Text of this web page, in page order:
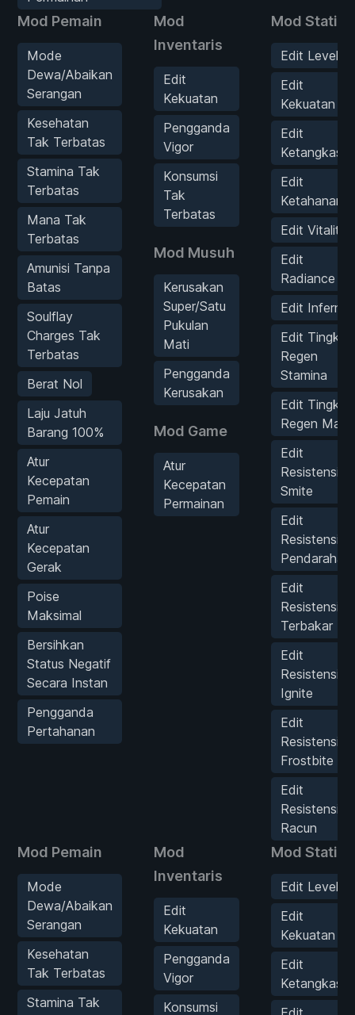
Mod Pemain
Mode
Dewa/Abaikan
Serangan
Kesehatan
Tak Terbatas
Stamina Tak
Terbatas
Mana Tak
Terbatas
Amunisi Tanpa
Batas
Soulflay
Charges Tak
Terbatas
Berat Nol
Laju Jatuh
Barang 100%
Atur
Kecepatan
Pemain
Atur
Kecepatan
Gerak
Poise
Maksimal
Bersihkan
Status Negatif
Secara Instan
Pengganda
Pertahanan
Mod
Inventaris
Edit
Kekuatan
Pengganda
Vigor
Konsumsi
Tak
Terbatas
Mod Musuh
Kerusakan
Super/Satu
Pukulan
Mati
Pengganda
Kerusakan
Mod Game
Atur
Kecepatan
Permainan
Mod
Edit Level
Edit
Kekuatan
Edit
Edit
Ketahanan
Edit Vitalitas
Edit
Radiance
Edit Inferno
Edit Tingkat
Regen
Stamina
Edit Tingkat
Regen Mana
Edit
Resistensi
Smite
Edit
Resistensi
Pendarahan
Edit
Resistensi
Terbakar
Edit
Resistensi
Ignite
Edit
Resistensi
Frostbite
Edit
Resistensi
Racun
Mod Pemain
Mode
Dewa/Abaikan
Serangan
Kesehatan
Tak Terbatas
Stamina Tak
Mod
Inventaris
Edit
Kekuatan
Pengganda
Vigor
Konsumsi
Mod
Edit Level
Edit
Kekuatan
Edit